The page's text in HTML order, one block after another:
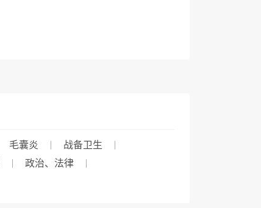
毛囊炎
战备卫生
政治、法律